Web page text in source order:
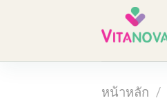
หน้าหลัก /